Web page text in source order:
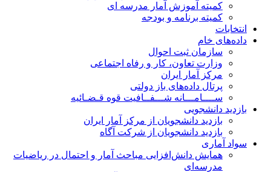
کمیته آموزش آمار مدرسه ای
کمیته برنامه و بودجه
انتخابات
داده‌های خام
سازمان ثبت احوال
وزارت تعاون، کار و رفاه اجتماعی
مرکز آمار ایران
پرتال داده‌های باز دولتی
ســــامـــانه شـــفــافیت قوه قـضـائیه
بازدید دانشجویی
بازدید دانشجویان از مرکز آمار ایران
بازدید دانشجویان از شرکت آگاه
سواد آماری
همایش دانش‌افزایی مباحث آمار و احتمال در ریاضیات
مدرسه‌ای